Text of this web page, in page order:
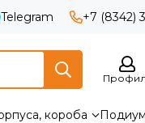
Telegram +7 (8342)
короба